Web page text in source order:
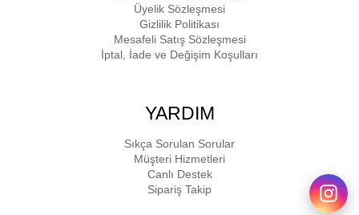
Üyelik Sözleşmesi
Gizlilik Politikası
Mesafeli Satış Sözleşmesi
İptal, İade ve Değişim Koşulları
YARDIM
Sıkça Sorulan Sorular
Müşteri Hizmetleri
Canlı Destek
Sipariş Takip